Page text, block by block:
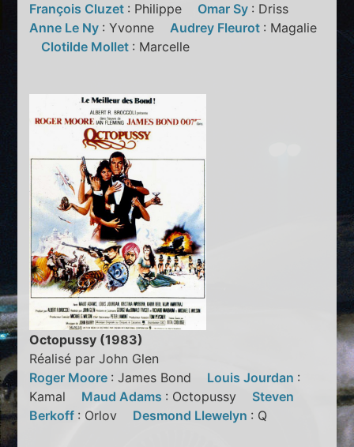
François Cluzet : Philippe Omar Sy : Driss
Anne Le Ny : YvonneAudrey Fleurot : Magalie
Clotilde Mollet : Marcelle
Octopussy (1983)
Réalisé par John Glen
Roger Moore : James Bond Louis Jourdan :
Kamal Maud Adams : Octopussy Steven
Berkoff : Orlov Desmond Llewelyn : Q